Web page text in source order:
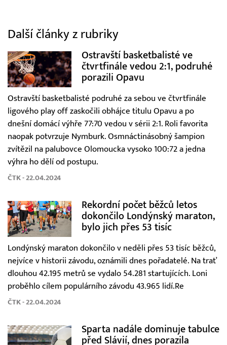
Další články z rubriky
Ostravští basketbalisté ve
čtvrtfinále vedou 2:1, podruhé
porazili Opavu
Ostravští basketbalisté podruhé za sebou ve čtvrtfinále
ligového play off zaskočili obhájce titulu Opavu a po
dnešní domácí výhře 77:70 vedou v sérii 2:1. Roli favorita
naopak potvrzuje Nymburk. Osmnáctinásobný šampion
zvítězil na palubovce Olomoucka vysoko 100:72 a jedna
výhra ho dělí od postupu.
ČTK - 22.04.2024
Rekordní počet běžců letos
dokončilo Londýnský maraton,
bylo jich přes 53 tisíc
Londýnský maraton dokončilo v neděli přes 53 tisíc běžců,
nejvíce v historii závodu, oznámili dnes pořadatelé. Na trať
dlouhou 42.195 metrů se vydalo 54.281 startujících. Loni
proběhlo cílem populárního závodu 43.965 lidí.Re
ČTK - 22.04.2024
Sparta nadále dominuje tabulce
před Slávií, dnes porazila